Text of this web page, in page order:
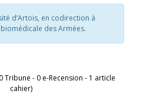
d’Artois, en codirection à
des Armées.
Tribune - 0 e-Recension - 1 article
cahier)